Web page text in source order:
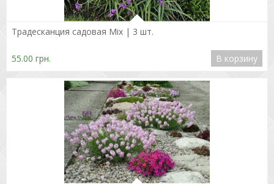
Подробнее
Традесканция садовая Mix | 3 шт.
55.00 грн. В корзину